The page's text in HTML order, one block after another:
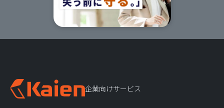
企業向けサービス